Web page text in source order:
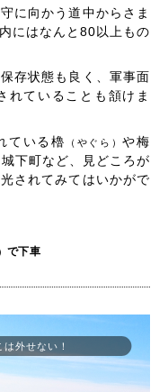
に向かう道中からさま
にはなんと80以上もの
存状態も良く、軍事面
れていることも頷けま
ている櫓
（やぐら）や梅
城下町など、見どころが
されてみてはいかがで
で下車
外せない！